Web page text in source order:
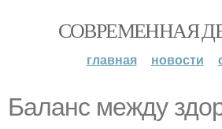
СОВРЕМЕННАЯ
главная новости
Баланс между